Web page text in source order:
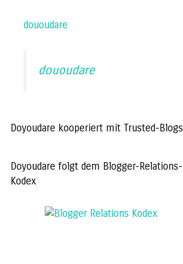
dououdare
dououdare
Doyoudare kooperiert mit Trusted-Blogs
Doyoudare folgt dem Blogger-Relations-
Kodex